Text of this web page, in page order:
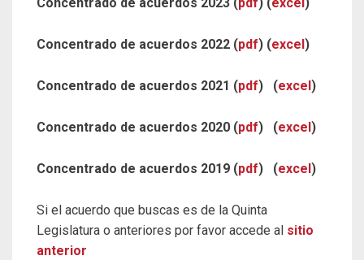
Concentrado de acuerdos 2022 (pdf) (excel )
Concentrado de acuerdos 2021 (pdf) (excel )
Concentrado de acuerdos 2020 (pdf) (excel )
Concentrado de acuerdos 2019 (pdf) (excel )
Si el acuerdo que buscas es de la Quinta
Legislatura o anteriores por favor accede al sitio
anterior